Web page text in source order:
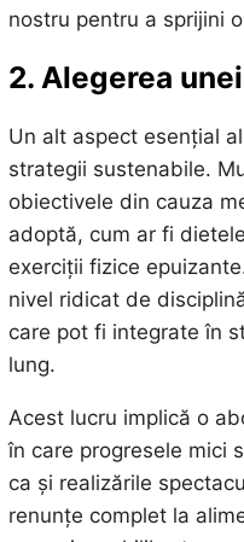
nostru pentru a sprijini
2. Alegerea
Un alt aspect esențial
strategii sustenabile.
obiectivele din cauza
adoptă, cum ar fi
exerciții fizice
nivel ridicat de
care pot fi integrate în
lung.
Acest lucru implică o
în care progresele mici
ca și realizările
renunțe complet la